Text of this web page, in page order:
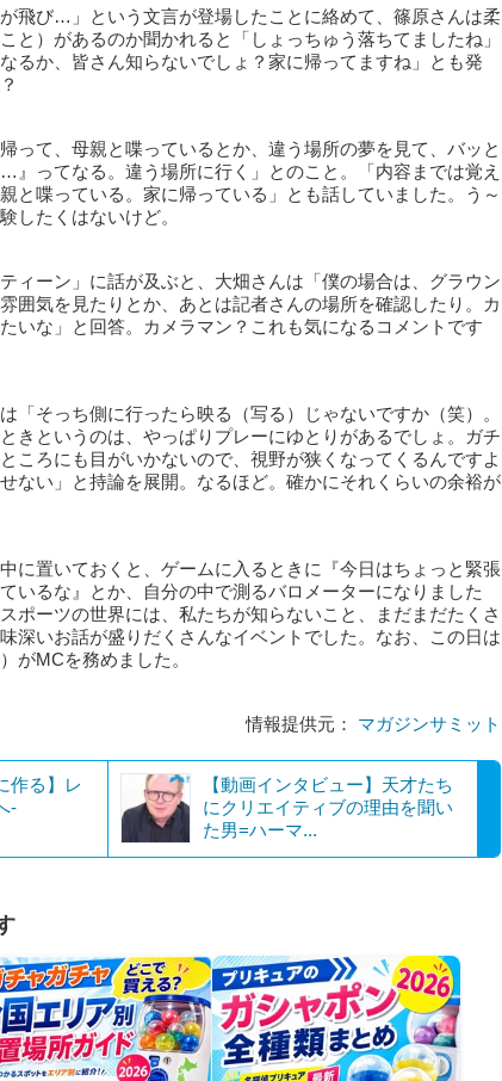
飛び…」という文言が登場したことに絡めて、篠原さんは柔
と）があるのか聞かれると「しょっちゅう落ちてましたね」
るか、皆さん知らないでしょ？家に帰ってますね」とも発
って、母親と喋っているとか、違う場所の夢を見て、バッと
』ってなる。違う場所に行く」とのこと。「内容までは覚え
と喋っている。家に帰っている」とも話していました。う～
したくはないけど。
ィーン」に話が及ぶと、大畑さんは「僕の場合は、グラウン
囲気を見たりとか、あとは記者さんの場所を確認したり。カ
いな」と回答。カメラマン？これも気になるコメントです
「そっち側に行ったら映る（写る）じゃないですか（笑）。
きというのは、やっぱりプレーにゆとりがあるでしょ。ガチ
ころにも目がいかないので、視野が狭くなってくるんですよ
ない」と持論を展開。なるほど。確かにそれくらいの余裕が
に置いておくと、ゲームに入るときに『今日はちょっと緊張
いるな』とか、自分の中で測るバロメーターになりました
ポーツの世界には、私たちが知らないこと、まだまだたくさ
深いお話が盛りだくさんなイベントでした。なお、この日は
がMCを務めました。
情報提供元： マガジンサミット
作る】レ
-
【動画インタビュー】天才たち
にクリエイティブの理由を聞い
た男=ハーマ...